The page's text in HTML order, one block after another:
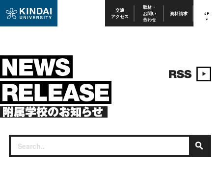
交通
アクセス
取材・
お問い
合わせ
資料請求 JP
附属学校のお知らせ